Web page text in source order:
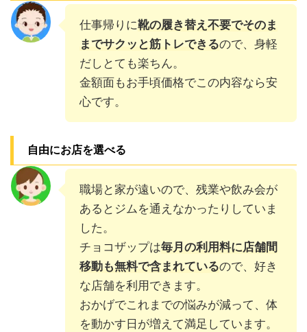
仕事帰りに靴の履き替え不要でそのま
までサクッと筋トレできるので、身軽
だしとても楽ちん。
金額面もお手頃価格でこの内容なら安
心です。
自由にお店を選べる
職場と家が遠いので、残業や飲み会が
あるとジムを通えなかったりしていま
した。
チョコザップは毎月の利用料に店舗間
移動も無料で含まれているので、好き
な店舗を利用できます。
おかげでこれまでの悩みが減って、体
を動かす日が増えて満足しています。